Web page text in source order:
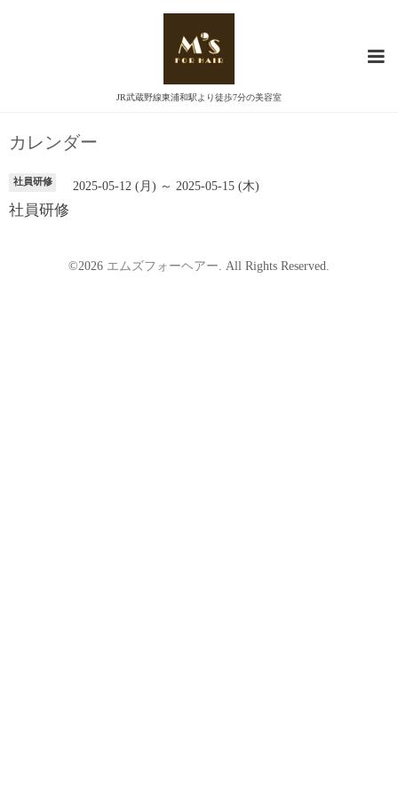
JR武蔵野線東浦和駅より徒歩7分の美容室
カレンダー
社員研修 2025-05-12 (月) ～ 2025-05-15 (木)
社員研修
©2026 エムズフォーヘアー . All Rights Reserved.